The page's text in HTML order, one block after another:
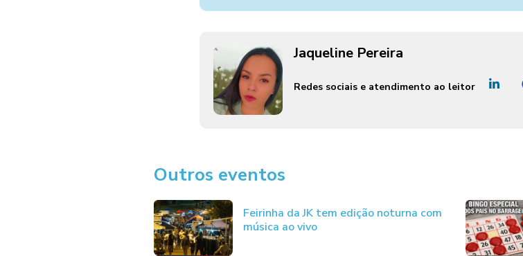
Jaqueline Pereira
Redes sociais e atendimento ao leitor
Outros eventos
Feirinha da JK tem edição noturna com
música ao vivo